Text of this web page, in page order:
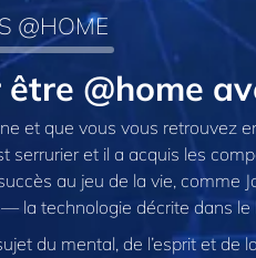
@HOME
@home
et que vous vous retrouvez
serrurier et il a acquis les
au jeu de la vie, comme
la technologie décrite dans le
du mental, de l’esprit et de